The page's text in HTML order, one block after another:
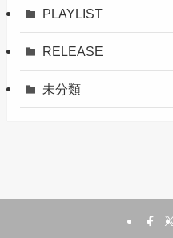
PLAYLIST
RELEASE
未分類